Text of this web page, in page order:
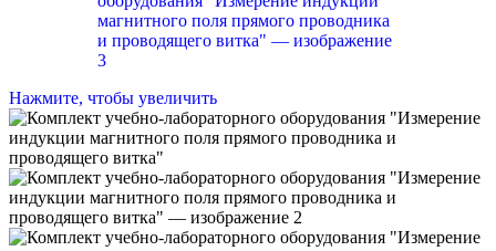
Нажмите, чтобы увеличить